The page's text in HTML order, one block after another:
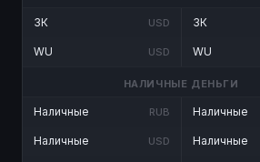
ЗК USD
WU USD
ЗК
WU
НАЛИЧНЫЕ ДЕНЬГИ
Наличные RUB
Наличные USD
Наличные
Наличные